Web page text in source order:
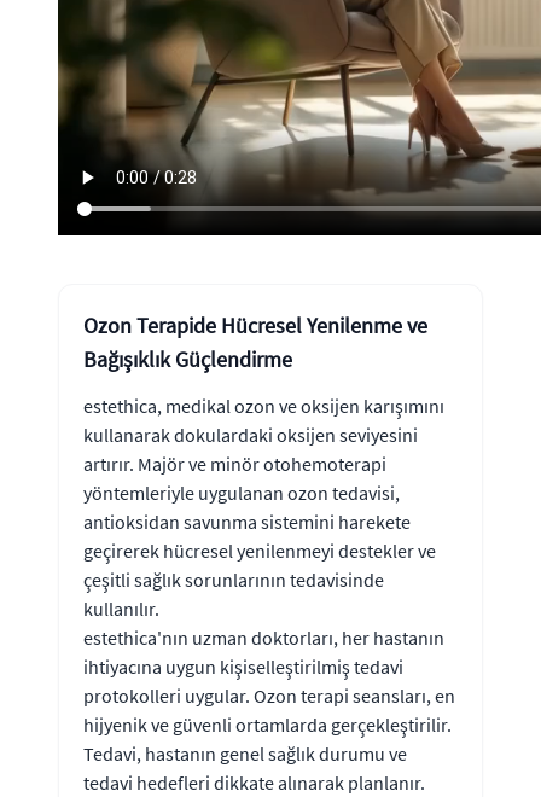
Ozon Terapide Hücresel Yenilenme ve
Bağışıklık Güçlendirme
estethica, medikal ozon ve oksijen karışımını
kullanarak dokulardaki oksijen seviyesini
artırır. Majör ve minör otohemoterapi
yöntemleriyle uygulanan ozon tedavisi,
antioksidan savunma sistemini harekete
geçirerek hücresel yenilenmeyi destekler ve
çeşitli sağlık sorunlarının tedavisinde
kullanılır.
estethica'nın uzman doktorları, her hastanın
ihtiyacına uygun kişiselleştirilmiş tedavi
protokolleri uygular. Ozon terapi seansları, en
hijyenik ve güvenli ortamlarda gerçekleştirilir.
Tedavi, hastanın genel sağlık durumu ve
tedavi hedefleri dikkate alınarak planlanır.